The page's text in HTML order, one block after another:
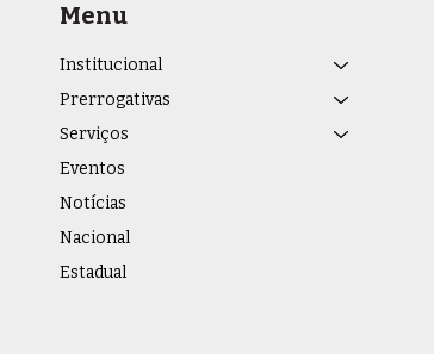
Menu
Institucional
Prerrogativas
Serviços
Eventos
Notícias
Nacional
Estadual